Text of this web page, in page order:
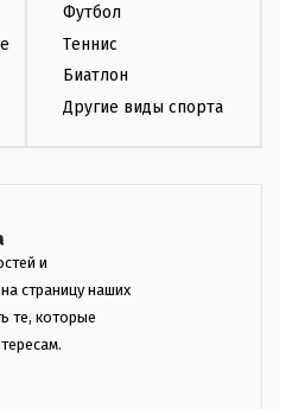
Футбол
Теннис
Биатлон
Другие виды спорта
и
страницу наших
те, которые